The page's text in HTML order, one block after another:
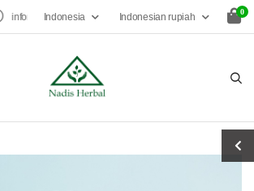
infonadisherbal@gmail.com
Indonesia Indonesian rupiah 0